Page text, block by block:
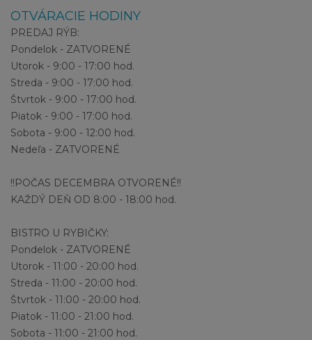
OTVÁRACIE HODINY
PREDAJ RÝB:
Pondelok - ZATVORENÉ
Utorok - 9:00 - 17:00 hod.
Streda - 9:00 - 17:00 hod.
Štvrtok - 9:00 - 17:00 hod.
Piatok - 9:00 - 17:00 hod.
Sobota - 9:00 - 12:00 hod.
Nedeľa - ZATVORENÉ
!!POČAS DECEMBRA OTVORENÉ!!
KAŽDÝ DEŇ OD 8:00 - 18:00 hod.
BISTRO U RYBIČKY:
Pondelok - ZATVORENÉ
Utorok - 11:00 - 20:00 hod.
Streda - 11:00 - 20:00 hod.
Štvrtok - 11:00 - 20:00 hod.
Piatok - 11:00 - 21:00 hod.
Sobota - 11:00 - 21:00 hod.